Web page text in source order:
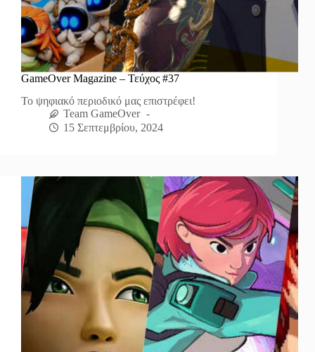
GameOver Magazine – Τεύχος #37
Το ψηφιακό περιοδικό μας επιστρέφει!
Team GameOver
15 Σεπτεμβρίου, 2024